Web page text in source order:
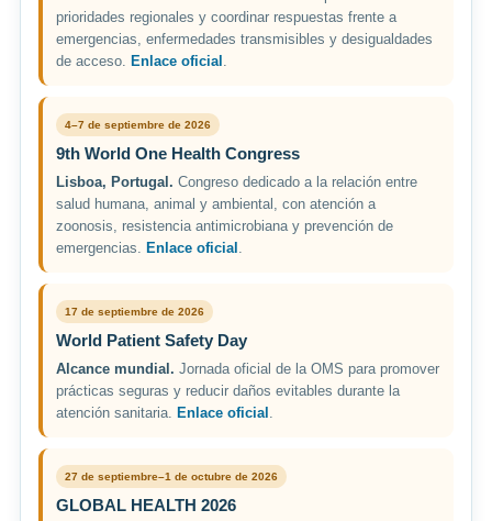
prioridades regionales y coordinar respuestas frente a
emergencias, enfermedades transmisibles y desigualdades
de acceso. Enlace oficial .
4–7 de septiembre de 2026
9th World One Health Congress
Lisboa, Portugal. Congreso dedicado a la relación entre
salud humana, animal y ambiental, con atención a
zoonosis, resistencia antimicrobiana y prevención de
emergencias. Enlace oficial .
17 de septiembre de 2026
World Patient Safety Day
Alcance mundial. Jornada oficial de la OMS para promover
prácticas seguras y reducir daños evitables durante la
atención sanitaria. Enlace oficial .
27 de septiembre–1 de octubre de 2026
GLOBAL HEALTH 2026